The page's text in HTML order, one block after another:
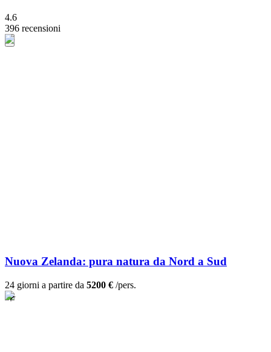
4.6
396 recensioni
Nuova Zelanda: pura natura da Nord a Sud
24 giorni a partire da 5200 € /pers.